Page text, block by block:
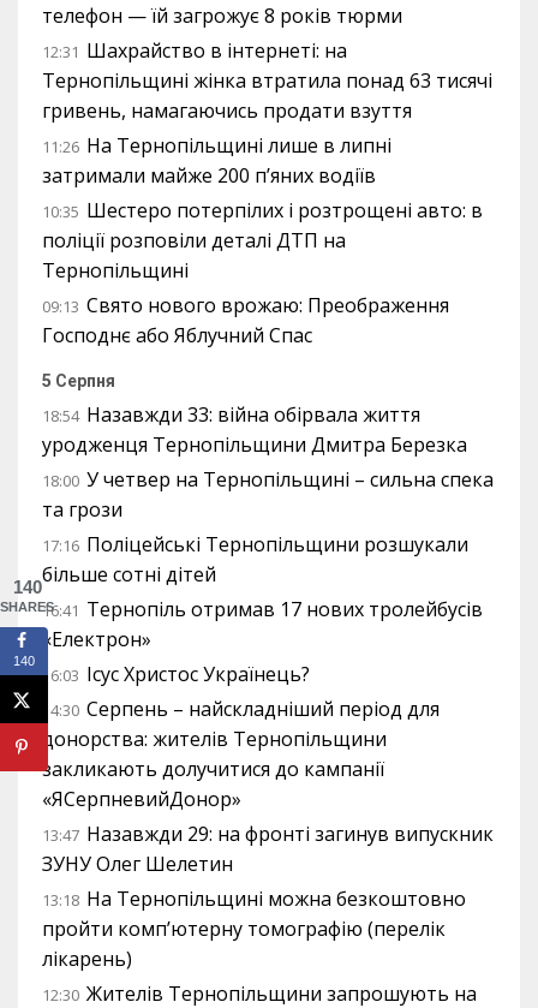
телефон — їй загрожує 8 років тюрми
12:31 Шахрайство в інтернеті: на
Тернопільщині жінка втратила понад 63 тисячі
гривень, намагаючись продати взуття
11:26 На Тернопільщині лише в липні
затримали майже 200 п’яних водіїв
10:35 Шестеро потерпілих і розтрощені авто: в
поліції розповіли деталі ДТП на
Тернопільщині
09:13 Свято нового врожаю: Преображення
Господнє або Яблучний Спас
5 Серпня
18:54 Назавжди 33: війна обірвала життя
уродженця Тернопільщини Дмитра Березка
18:00 У четвер на Тернопільщині – сильна спека
та грози
17:16 Поліцейські Тернопільщини розшукали
більше сотні дітей
16:41 Тернопіль отримав 17 нових тролейбусів
«Електрон»
16:03 Ісус Христос Українець?
14:30 Серпень – найскладніший період для
донорства: жителів Тернопільщини
закликають долучитися до кампанії
«ЯСерпневийДонор»
13:47 Назавжди 29: на фронті загинув випускник
ЗУНУ Олег Шелетин
13:18 На Тернопільщині можна безкоштовно
пройти комп’ютерну томографію (перелік
лікарень)
12:30 Жителів Тернопільщини запрошують на
140
SHARES
140